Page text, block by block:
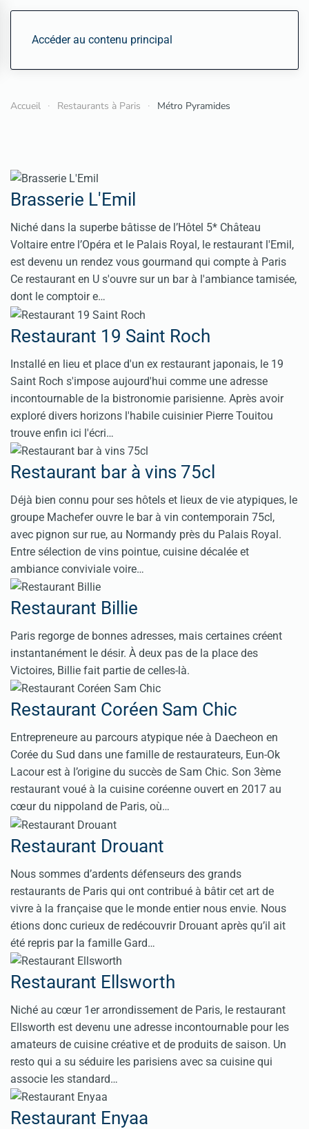
Accéder au contenu principal
Accueil Restaurants à Paris Métro Pyramides
Brasserie L'Emil
Niché dans la superbe bâtisse de l’Hôtel 5* Château
Voltaire entre l’Opéra et le Palais Royal, le restaurant l'Emil,
est devenu un rendez vous gourmand qui compte à Paris
Ce restaurant en U s'ouvre sur un bar à l'ambiance tamisée,
dont le comptoir e…
Restaurant 19 Saint Roch
Installé en lieu et place d'un ex restaurant japonais, le 19
Saint Roch s'impose aujourd'hui comme une adresse
incontournable de la bistronomie parisienne. Après avoir
exploré divers horizons l'habile cuisinier Pierre Touitou
trouve enfin ici l'écri…
Restaurant bar à vins 75cl
Déjà bien connu pour ses hôtels et lieux de vie atypiques, le
groupe Machefer ouvre le bar à vin contemporain 75cl,
avec pignon sur rue, au Normandy près du Palais Royal.
Entre sélection de vins pointue, cuisine décalée et
ambiance conviviale voire…
Restaurant Billie
Paris regorge de bonnes adresses, mais certaines créent
instantanément le désir. À deux pas de la place des
Victoires, Billie fait partie de celles-là.
Restaurant Coréen Sam Chic
Entrepreneure au parcours atypique née à Daecheon en
Corée du Sud dans une famille de restaurateurs, Eun-Ok
Lacour est à l’origine du succès de Sam Chic. Son 3ème
restaurant voué à la cuisine coréenne ouvert en 2017 au
cœur du nippoland de Paris, où…
Restaurant Drouant
Nous sommes d’ardents défenseurs des grands
restaurants de Paris qui ont contribué à bâtir cet art de
vivre à la française que le monde entier nous envie. Nous
étions donc curieux de redécouvrir Drouant après qu’il ait
été repris par la famille Gard…
Restaurant Ellsworth
Niché au cœur 1er arrondissement de Paris, le restaurant
Ellsworth est devenu une adresse incontournable pour les
amateurs de cuisine créative et de produits de saison. Un
resto qui a su séduire les parisiens avec sa cuisine qui
associe les standard…
Restaurant Enyaa